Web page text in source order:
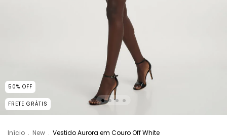
50% OFF
FRETE GRÁTIS
Início . New . Vestido Aurora em Couro Off White